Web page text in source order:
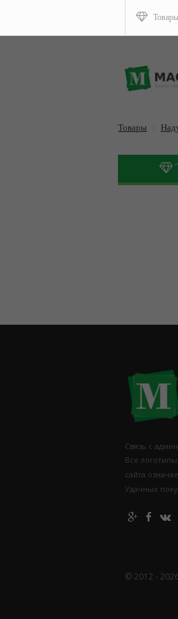
Товары
Товары
Связь с
Все
сайта
Удачных
© 2012 -